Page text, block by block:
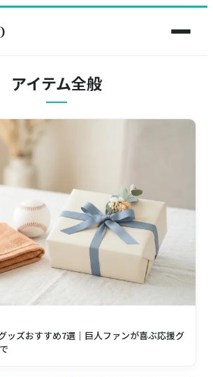
アイテム全般
ッズおすすめ7選｜巨人ファンが喜ぶ応援グ